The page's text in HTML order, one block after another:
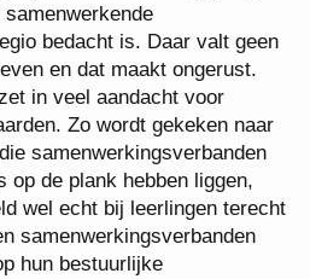
bedacht is. Daar valt geen
en dat maakt ongerust.
in veel aandacht voor
Zo wordt gekeken naar
samenwerkingsverbanden
op de plank hebben liggen,
wel echt bij leerlingen terecht
samenwerkingsverbanden
hun bestuurlijke